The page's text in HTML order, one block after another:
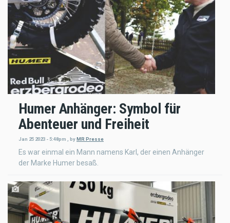
Humer Anhänger: Symbol für
Abenteuer und Freiheit
Jan 25 2023 - 5:48pm , byMR Presse
Es war einmal ein Mann namens Karl, der einen Anhänger
der Marke Humer besaß.